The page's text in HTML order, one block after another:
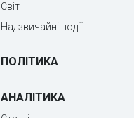
Світ
Надзвичайні події
ПОЛІТИКА
АНАЛІТИКА